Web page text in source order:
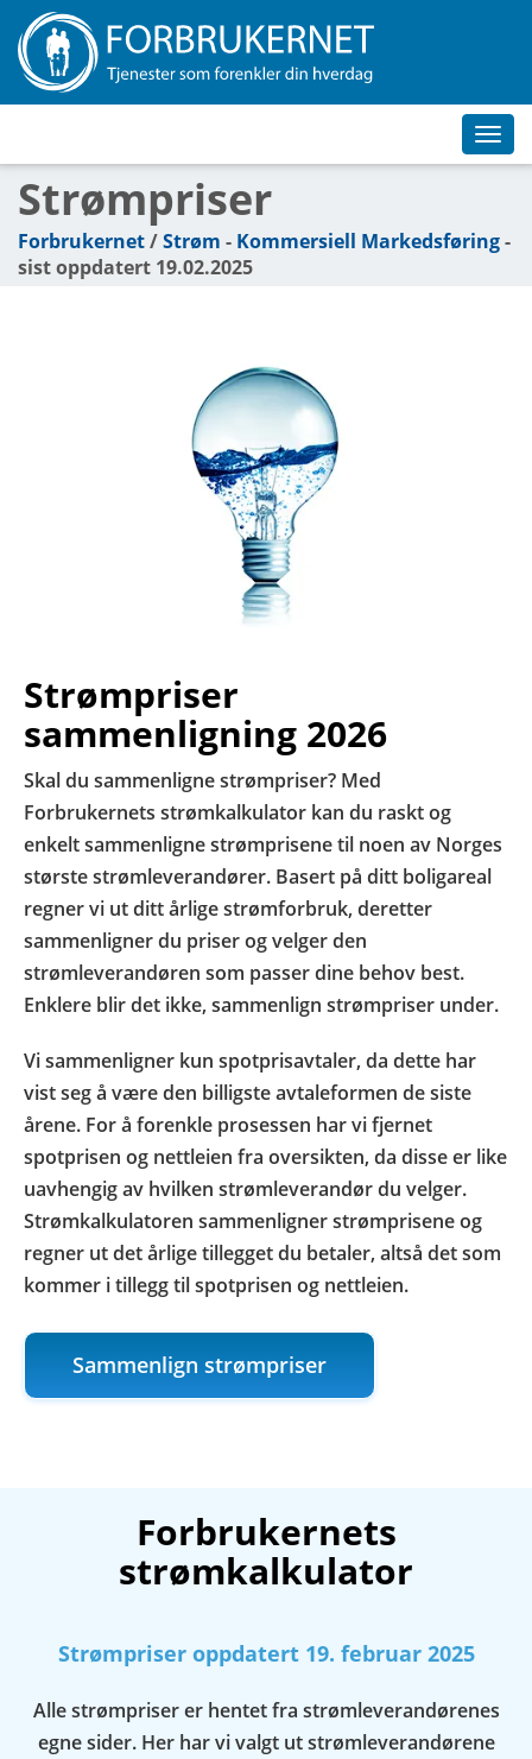
Strømpriser
Forbrukernet/Strøm - Kommersiell Markedsføring-
sist oppdatert 19.02.2025
Strømpriser
sammenligning 2026
Skal du sammenligne strømpriser? Med
Forbrukernets strømkalkulator kan du raskt og
enkelt sammenligne strømprisene til noen av Norges
største strømleverandører. Basert på ditt boligareal
regner vi ut ditt årlige strømforbruk, deretter
sammenligner du priser og velger den
strømleverandøren som passer dine behov best.
Enklere blir det ikke, sammenlign strømpriser under.
Vi sammenligner kun spotprisavtaler, da dette har
vist seg å være den billigste avtaleformen de siste
årene. For å forenkle prosessen har vi fjernet
spotprisen og nettleien fra oversikten, da disse er like
uavhengig av hvilken strømleverandør du velger.
Strømkalkulatoren sammenligner strømprisene og
regner ut det årlige tillegget du betaler, altså det som
kommer i tillegg til spotprisen og nettleien.
Sammenlign strømpriser
Forbrukernets
strømkalkulator
Strømpriser oppdatert 19. februar 2025
Alle strømpriser er hentet fra strømleverandørenes
egne sider. Her har vi valgt ut strømleverandørene